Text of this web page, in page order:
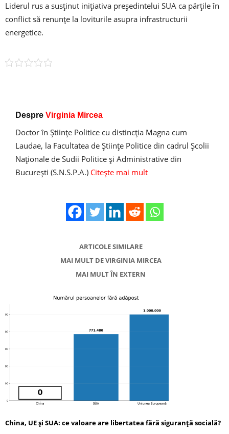
Liderul rus a susținut inițiativa președintelui SUA ca părțile în
conflict să renunțe la loviturile asupra infrastructurii
energetice.
Despre Virginia Mircea
Doctor în Ştiinţe Politice cu distincţia Magna cum
Laudae, la Facultatea de Ştiinţe Politice din cadrul Şcolii
Naţionale de Sudii Politice şi Administrative din
Bucureşti (S.N.S.P.A.) Citește mai mult
ARTICOLE SIMILARE
MAI MULT DE VIRGINIA MIRCEA
MAI MULT ÎN EXTERN
China, UE și SUA: ce valoare are libertatea fără siguranță socială?